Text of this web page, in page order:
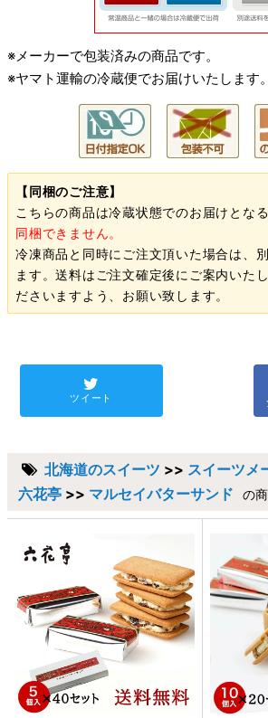
※メーカーで包装済みの商品です。
※ヤマト運輸の冷蔵便でお届けいたします。
【同梱のご注意】
こちらの商品は冷蔵状態でのお届けとなる
同梱できません。
冷凍商品と同時にご注文頂いた場合は、
ます。送料はご注文確定後にご案内いた
ださいますよう、お願い致します。
ツイート
北海道のスイーツ >> スイーツメ
六花亭 >> マルセイバターサンド の